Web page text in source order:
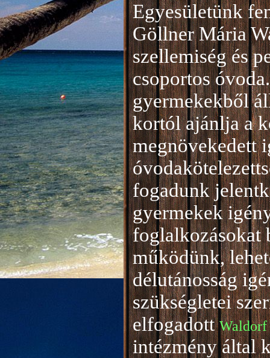
Egyesületünk
Göllner Mária
szellemiség és
csoportos
gyermekekből
kortól ajánlja a
megnövekedett
fogadunk
gyermekek
foglalkozásokat
működünk,
délutánosság
szükségletei
elfogadott Waldorf
intézmény által